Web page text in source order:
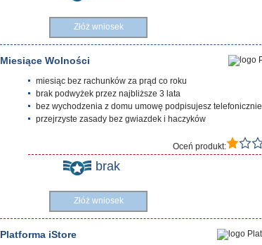
Złóż wniosek
Miesiące Wolności
miesiąc bez rachunków za prąd co roku
brak podwyżek przez najbliższe 3 lata
bez wychodzenia z domu umowę podpisujesz telefonicznie
przejrzyste zasady bez gwiazdek i haczyków
Oceń produkt:
brak
Złóż wniosek
Platforma iStore